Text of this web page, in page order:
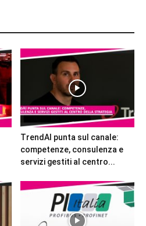
TrendAI punta sul canale:
competenze, consulenza e
servizi gestiti al centro...